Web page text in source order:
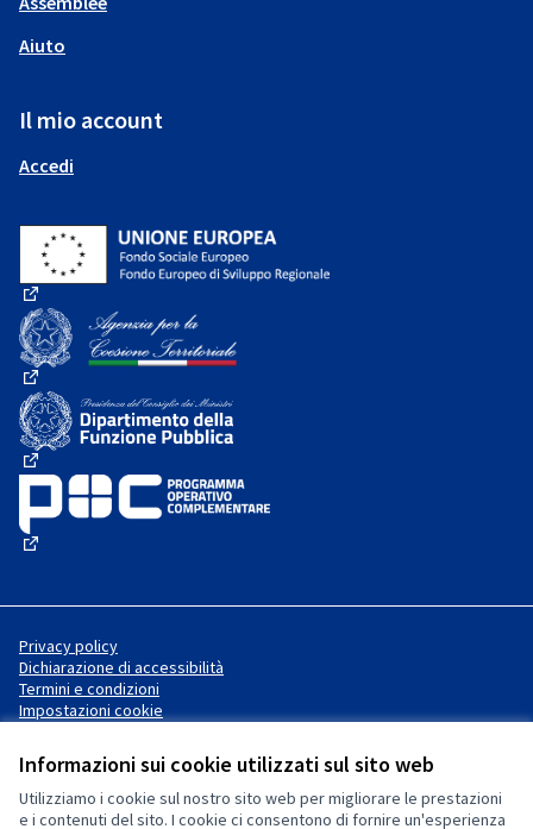
Informazioni sui cookie utilizzati sul sito web
Utilizziamo i cookie sul nostro sito web per migliorare le prestazioni
e i contenuti del sito. I cookie ci consentono di fornire un'esperienza
Aiuto
Il mio account
Accedi
(Collegamento esterno)
(Collegamento esterno)
(Collegamento esterno)
Privacy policy
Dichiarazione di accessibilità
Termini e condizioni
Impostazioni cookie
Licenza Creative Commons
(Collegamento esterno)
Sito web creato consoftware